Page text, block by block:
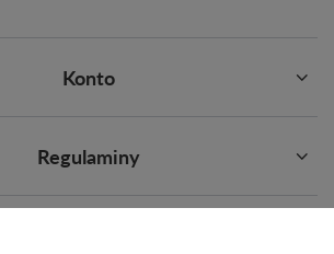
Konto
Regulaminy